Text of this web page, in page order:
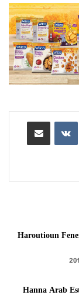
مشاركة عبر البريد
Haroutioun
Hanna Arab